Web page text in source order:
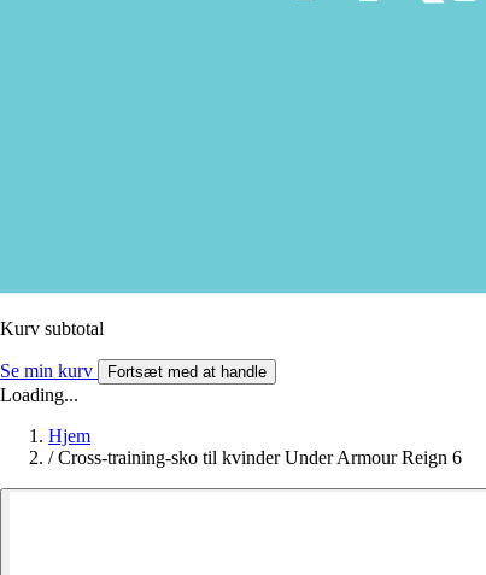
Kurv subtotal
Se min kurv Fortsæt med at handle
Loading...
Hjem
/ Cross-training-sko til kvinder Under Armour Reign 6